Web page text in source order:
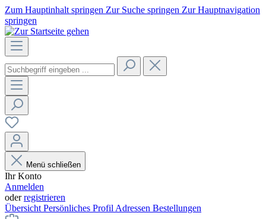
Zum Hauptinhalt springen Zur Suche springen Zur Hauptnavigation
springen
Menü schließen
Ihr Konto
Anmelden
oderregistrieren
Übersicht Persönliches Profil Adressen Bestellungen